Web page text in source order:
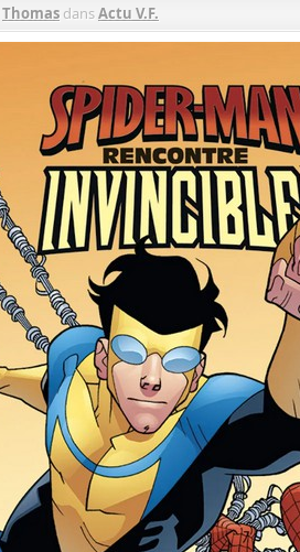
Thomas dansActu V.F.